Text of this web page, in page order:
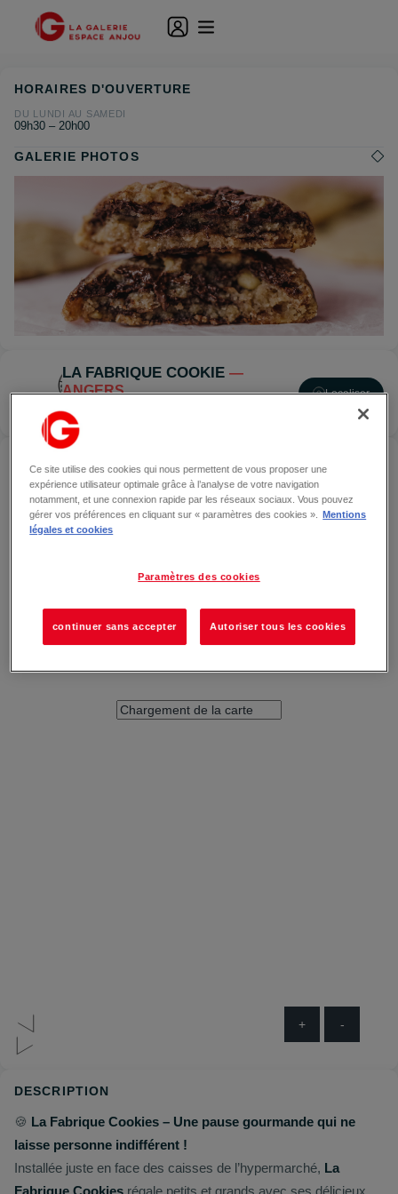
LA FABRIQUE COOKIE —
ANGERS
Localiser
+ -
HORAIRES D'OUVERTURE
DU LUNDI AU SAMEDI
09h30 – 20h00
GALERIE PHOTOS
DESCRIPTION
🍪 La Fabrique Cookies – Une pause gourmande qui ne
laisse personne indifférent !
Installée juste en face des caisses de l’hypermarché, La
Fabrique Cookies régale petits et grands avec ses délicieux
Ce site utilise des cookies qui nous permettent de vous proposer une
expérience utilisateur optimale grâce à l’analyse de votre navigation
notamment, et une connexion rapide par les réseaux sociaux. Vous pouvez
gérer vos préférences en cliquant sur « paramètres des cookies ».
Mentions
légales et cookies
Paramètres des cookies
continuer sans accepter Autoriser tous les cookies